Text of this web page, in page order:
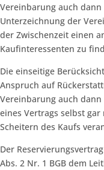
Vereinbarung auch
Unterzeichnung der
der Zwischenzeit einen
Kaufinteressenten zu
Die einseitige
Anspruch auf
Vereinbarung auch
eines Vertrags selbst
Scheitern des Kaufs
Der
Abs. 2 Nr. 1 BGB dem